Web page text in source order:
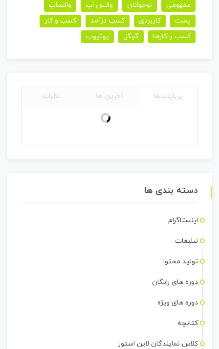
مفهومی
نوجوانان واتس اپ
واتساپ
پست
کاربردی کسب درآمد
کسب و کار
کسب و کارها
گوگل یوتیوب
پربازدیدها آخرین ها نظرات
دسته بندی ها
اینستاگرام
تبلیغات
تولید محتوا
دوره های رایگان
دوره های ویژه
کتابچه
کلاس نمایندگان لاین استور